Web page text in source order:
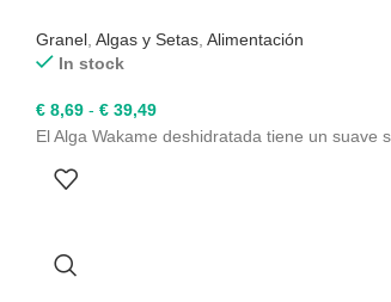
Granel Algas y Setas Alimentación
In stock
€ 8,69 - € 39,49Rango
de
El Alga Wakame deshidratada tiene un suave